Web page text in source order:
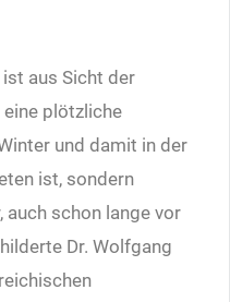
aus Sicht der
eine plötzliche
und damit in der
ist, sondern
auch schon lange vor
Dr. Wolfgang